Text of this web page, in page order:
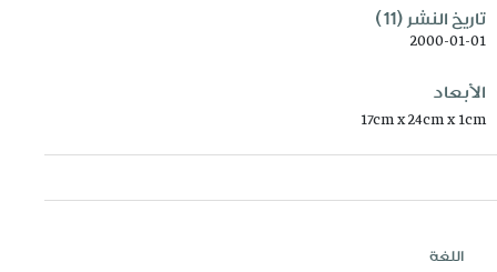
تاريخ النشر (11)
2000-01-01
الأبعاد
17cm x 24cm x 1cm
اللغة